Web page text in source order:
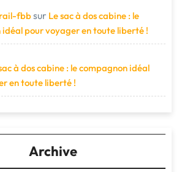
fbbsur Le sac à dos cabine : le
idéal pour voyager en toute liberté !
à dos cabine : le compagnon idéal
en toute liberté !
Archive